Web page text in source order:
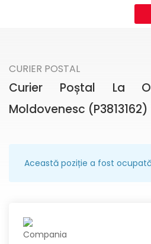
CURIER POSTAL
Curier Poștal La
Moldovenesc (P3813162)
Această poziție a fost